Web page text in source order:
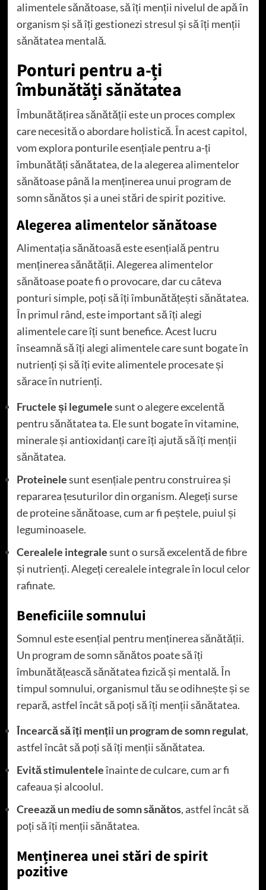
alimentele sănătoase, să îți menții nivelul de apă în
organism și să îți gestionezi stresul și să îți menții
sănătatea mentală.
Ponturi pentru a-ți
îmbunătăți sănătatea
Îmbunătățirea sănătății este un proces complex
care necesită o abordare holistică. În acest capitol,
vom explora ponturile esențiale pentru a-ți
îmbunătăți sănătatea, de la alegerea alimentelor
sănătoase până la menținerea unui program de
somn sănătos și a unei stări de spirit pozitive.
Alegerea alimentelor sănătoase
Alimentația sănătoasă este esențială pentru
menținerea sănătății. Alegerea alimentelor
sănătoase poate fi o provocare, dar cu câteva
ponturi simple, poți să îți îmbunătățești sănătatea.
În primul rând, este important să îți alegi
alimentele care îți sunt benefice. Acest lucru
înseamnă să îți alegi alimentele care sunt bogate în
nutrienți și să îți evite alimentele procesate și
sărace în nutrienți.
Fructele și legumelesunt o alegere excelentă
pentru sănătatea ta. Ele sunt bogate în vitamine,
minerale și antioxidanți care îți ajută să îți menții
sănătatea.
Proteinelesunt esențiale pentru construirea și
repararea țesuturilor din organism. Alegeți surse
de proteine sănătoase, cum ar fi peștele, puiul și
leguminoasele.
Cerealele integralesunt o sursă excelentă de fibre
și nutrienți. Alegeți cerealele integrale în locul celor
rafinate.
Beneficiile somnului
Somnul este esențial pentru menținerea sănătății.
Un program de somn sănătos poate să îți
îmbunătățească sănătatea fizică și mentală. În
timpul somnului, organismul tău se odihnește și se
repară, astfel încât să poți să îți menții sănătatea.
Încearcă să îți menții un program de somn regulat,
astfel încât să poți să îți menții sănătatea.
Evită stimulenteleînainte de culcare, cum ar fi
cafeaua și alcoolul.
Creează un mediu de somn sănătos, astfel încât să
poți să îți menții sănătatea.
Menținerea unei stări de spirit
pozitive